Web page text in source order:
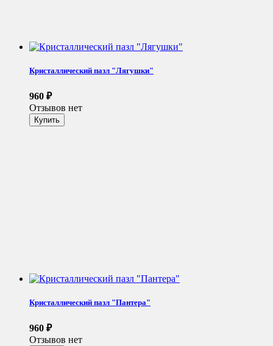
Кристаллический пазл "Лягушки"
960 ₽
Отзывов нет
Кристаллический пазл "Пантера"
960 ₽
Отзывов нет